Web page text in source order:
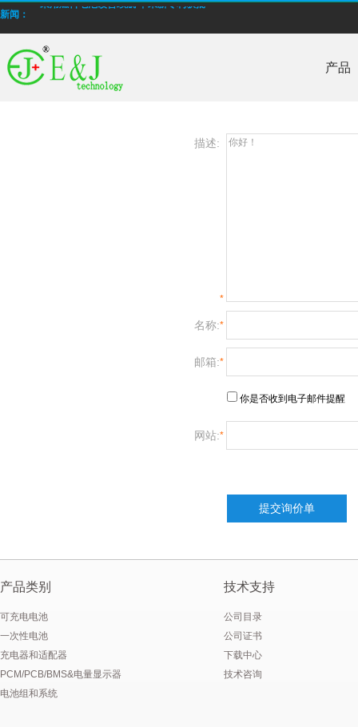
新闻：
E&J 生产低温高倍率锂电池
E＆J 锂聚合物电池电池，型号为EJ606090，4000mAh通过PSE认证
E＆J 12V磷酸铁锂锂离子电池-替换铅酸电池
E＆J 锂聚合物电池电池，型号为EJ606090，4000mAh通过PSE认证
E＆J生产的快速充电锂电池，支持2-10C充电电流
产品
描述:
*
名称:*
邮箱:*
你是否收到 电子邮件提醒
网站:*
产品类别
可充电电池
一次性电池
充电器和适配器
PCM/PCB/BMS&电量显示器
电池组和系统
技术支持
公司目录
公司证书
下载中心
技术咨询